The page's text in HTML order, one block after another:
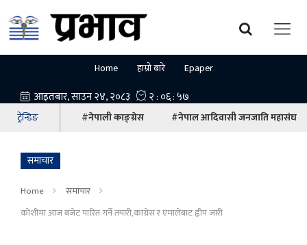
Home हाम्रो बारे Epaper
ट्रेन्डिङ #नेपाली काङ्ग्रेस #नेपाल आदिवासी जनजाति महासंघ
समाचार
Home
समाचार
कोशीमा आज बजेट पारित गर्ने तयारी,कांग्रेस र एमालेबाट ह्वीप जारी